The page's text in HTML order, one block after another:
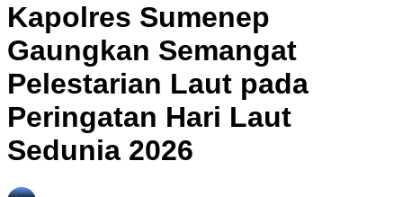
Kapolres Sumenep
Gaungkan Semangat
Pelestarian Laut pada
Peringatan Hari Laut
Sedunia 2026